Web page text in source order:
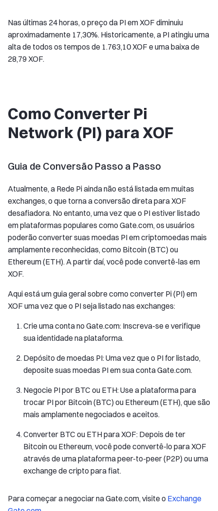
Nas últimas 24 horas, o preço da PI em XOF diminuiu
aproximadamente 17,30%. Historicamente, a PI atingiu uma
alta de todos os tempos de 1.763,10 XOF e uma baixa de
28,79 XOF.
Como Converter Pi
Network (PI) para XOF
Guia de Conversão Passo a Passo
Atualmente, a Rede Pi ainda não está listada em muitas
exchanges, o que torna a conversão direta para XOF
desafiadora. No entanto, uma vez que o PI estiver listado
em plataformas populares como Gate.com, os usuários
poderão converter suas moedas PI em criptomoedas mais
amplamente reconhecidas, como Bitcoin (BTC) ou
Ethereum (ETH). A partir daí, você pode convertê-las em
XOF.
Aqui está um guia geral sobre como converter Pi (PI) em
XOF uma vez que o PI seja listado nas exchanges:
Crie uma conta no Gate.com: Inscreva-se e verifique
sua identidade na plataforma.
Depósito de moedas PI: Uma vez que o PI for listado,
deposite suas moedas PI em sua conta Gate.com.
Negocie PI por BTC ou ETH: Use a plataforma para
trocar PI por Bitcoin (BTC) ou Ethereum (ETH), que são
mais amplamente negociados e aceitos.
Converter BTC ou ETH para XOF: Depois de ter
Bitcoin ou Ethereum, você pode convertê-lo para XOF
através de uma plataforma peer-to-peer (P2P) ou uma
exchange de cripto para fiat.
Para começar a negociar na Gate.com, visite o Exchange